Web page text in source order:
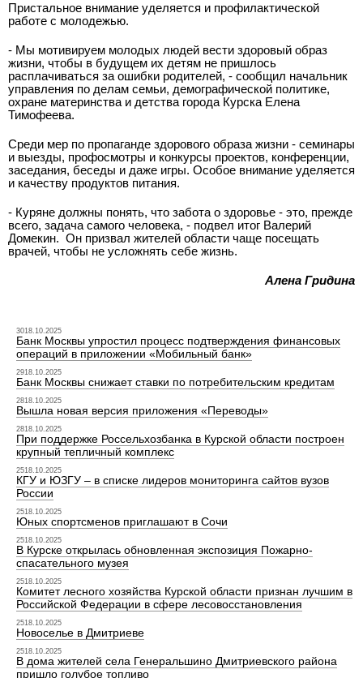
Пристальное внимание уделяется и профилактической
работе с молодежью.
- Мы мотивируем молодых людей вести здоровый образ
жизни, чтобы в будущем их детям не пришлось
расплачиваться за ошибки родителей, - сообщил начальник
управления по делам семьи, демографической политике,
охране материнства и детства города Курска Елена
Тимофеева.
Среди мер по пропаганде здорового образа жизни - семинары
и выезды, профосмотры и конкурсы проектов, конференции,
заседания, беседы и даже игры. Особое внимание уделяется
и качеству продуктов питания.
- Куряне должны понять, что забота о здоровье - это, прежде
всего, задача самого человека, - подвел итог Валерий
Домекин. Он призвал жителей области чаще посещать
врачей, чтобы не усложнять себе жизнь.
Алена Гридина
3018.10.2025
Банк Москвы упростил процесс подтверждения финансовых
операций в приложении «Мобильный банк»
2918.10.2025
Банк Москвы снижает ставки по потребительским кредитам
2818.10.2025
Вышла новая версия приложения «Переводы»
2818.10.2025
При поддержке Россельхозбанка в Курской области построен
крупный тепличный комплекс
2518.10.2025
КГУ и ЮЗГУ – в списке лидеров мониторинга сайтов вузов
России
2518.10.2025
Юных спортсменов приглашают в Сочи
2518.10.2025
В Курске открылась обновленная экспозиция Пожарно-
спасательного музея
2518.10.2025
Комитет лесного хозяйства Курской области признан лучшим в
Российской Федерации в сфере лесовосстановления
2518.10.2025
Новоселье в Дмитриеве
2518.10.2025
В дома жителей села Генеральшино Дмитриевского района
пришло голубое топливо